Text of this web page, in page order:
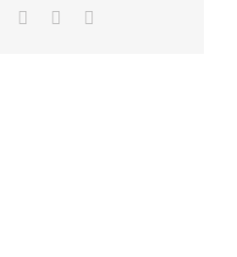
WhatsApp
TumblrPinterest